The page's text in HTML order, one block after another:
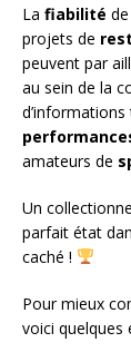
La fiabilité
projets de
peuvent par
au sein de la
amateurs de
Un
parfait état
caché !
Pour mieux
voici quelques